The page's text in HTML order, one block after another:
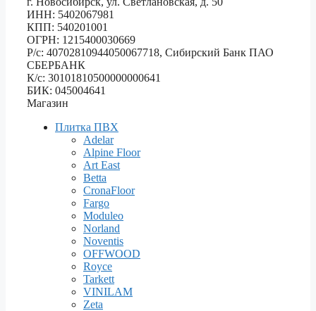
ИНН: 5402067981
КПП: 540201001
ОГРН: 1215400030669
Р/с: 40702810944050067718, Сибирский Банк ПАО
СБЕРБАНК
К/с: 30101810500000000641
БИК: 045004641
Магазин
Плитка ПВХ
Adelar
Alpine Floor
Art East
Betta
CronaFloor
Fargo
Moduleo
Norland
Noventis
OFFWOOD
Royce
Tarkett
VINILAM
Zeta